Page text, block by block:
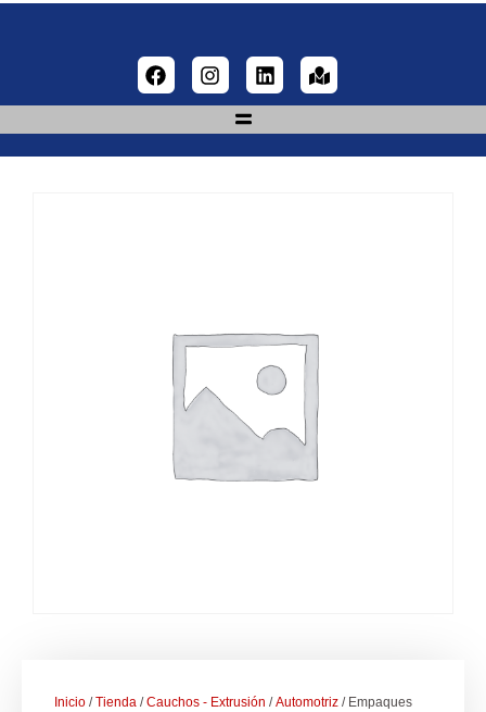
Inicio /Tienda /Cauchos - Extrusión /Automotriz / Empaques